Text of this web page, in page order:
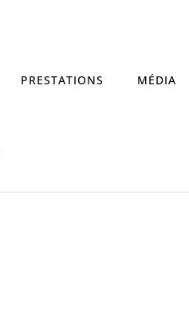
PRESTATIONS MÉDIA